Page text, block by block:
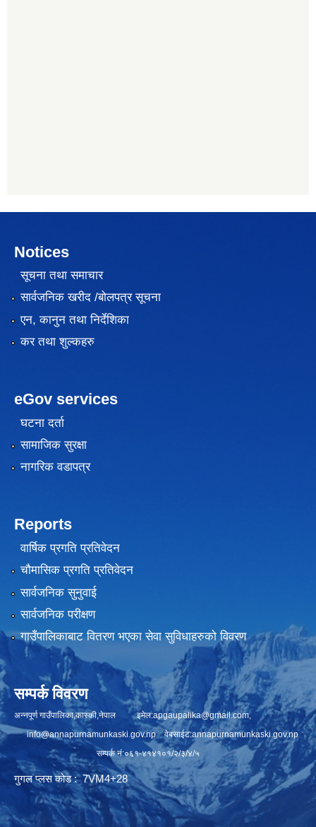
Notices
सूचना तथा समाचार
सार्वजनिक खरीद /बोलपत्र सूचना
एन, कानुन तथा निर्देशिका
कर तथा शुल्कहरु
eGov services
घटना दर्ता
सामाजिक सुरक्षा
नागरिक वडापत्र
Reports
वार्षिक प्रगति प्रतिवेदन
चौमासिक प्रगति प्रतिवेदन
सार्वजनिक सुनुवाई
सार्वजनिक परीक्षण
गाउँपालिकाबाट वितरण भएका सेवा सुविधाहरुको विवरण
सम्पर्क विवरण
अन्नपूर्ण गाउँपालिका,कास्की,नेपाल इमेल:apgaupalika@gmail.com,
info@annapurnamunkaski.gov.npवेबसाईट:annapurnamunkaski.gov.np
सम्पर्क नं:०६१-४१४१०१/२/३/४/५
गुगल प्लस कोड : 7VM4+28